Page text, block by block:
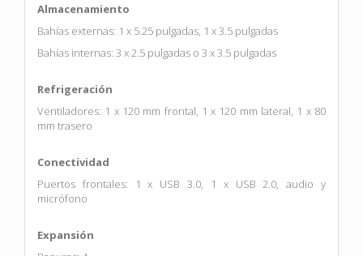
Almacenamiento
Bahías externas: 1 x 5.25 pulgadas, 1 x 3.5 pulgadas
Bahías internas: 3 x 2.5 pulgadas o 3 x 3.5 pulgadas
Refrigeración
Ventiladores: 1 x 120 mm frontal, 1 x 120 mm lateral, 1 x 80
mm trasero
Conectividad
Puertos frontales: 1 x USB 3.0, 1 x USB 2.0, audio y
micrófono
Expansión